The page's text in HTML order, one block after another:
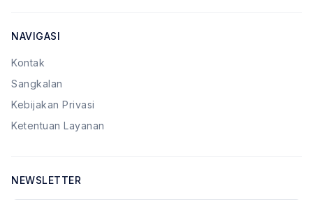
NAVIGASI
Kontak
Sangkalan
Kebijakan Privasi
Ketentuan Layanan
NEWSLETTER